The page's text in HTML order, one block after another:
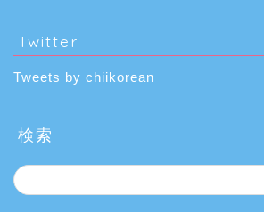
Twitter
Tweets by chiikorean
検索